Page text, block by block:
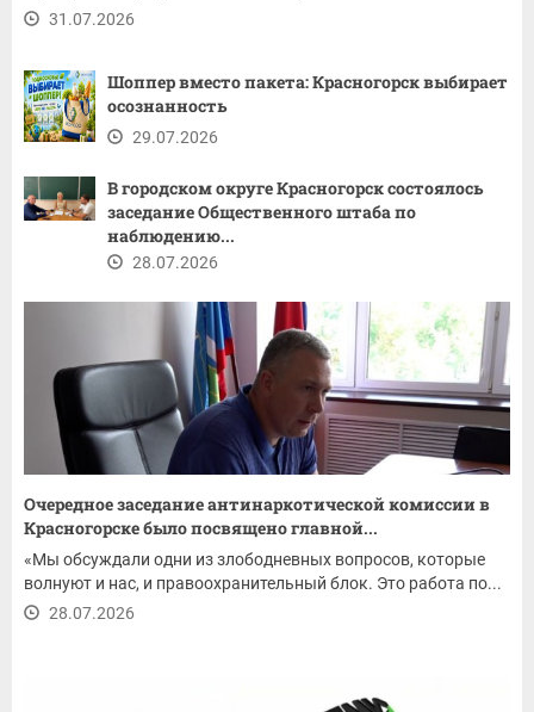
31.07.2026
Шоппер вместо пакета: Красногорск выбирает
осознанность
29.07.2026
В городском округе Красногорск состоялось
заседание Общественного штаба по
наблюдению...
28.07.2026
Очередное заседание антинаркотической комиссии в
Красногорске было посвящено главной...
«Мы обсуждали одни из злободневных вопросов, которые
волнуют и нас, и правоохранительный блок. Это работа по...
28.07.2026